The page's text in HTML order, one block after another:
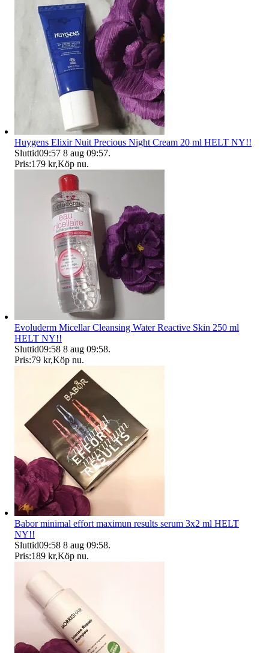
Huygens Elixir Nuit Precious Night Cream 20 ml HELT NY!!
Sluttid09:57 8 aug 09:57.
Pris:179 kr,Köp nu.
Evoluderm Micellar Cleansing Water Reactive Skin 250 ml
HELT NY!!
Sluttid09:58 8 aug 09:58.
Pris:79 kr,Köp nu.
Babor minimal effort maximun results serum 3x2 ml HELT
NY!!
Sluttid09:58 8 aug 09:58.
Pris:189 kr,Köp nu.